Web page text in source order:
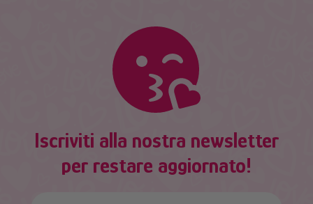
Iscriviti alla nostra newsletter
per restare aggiornato!